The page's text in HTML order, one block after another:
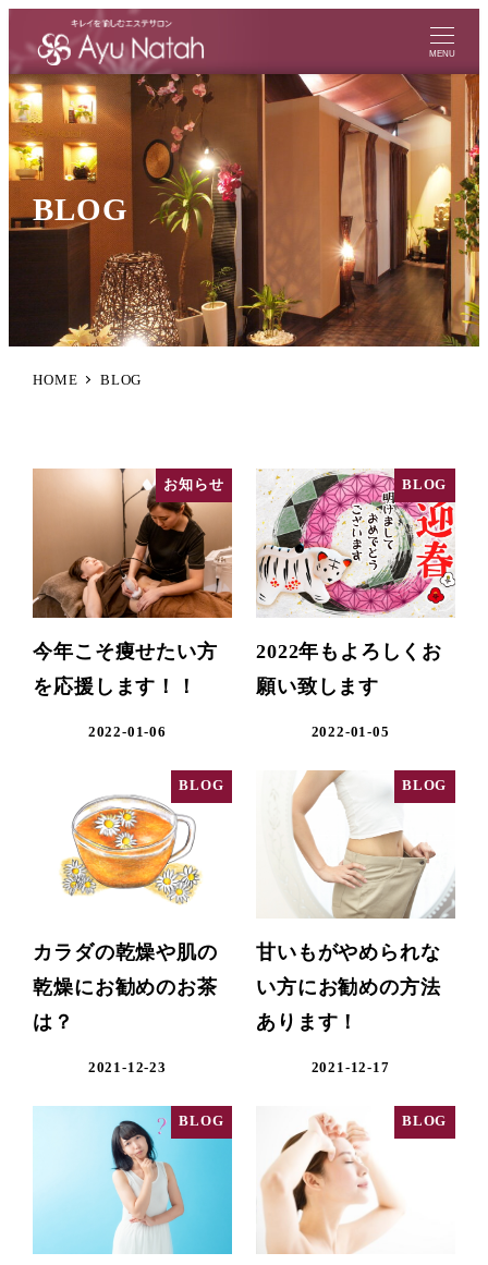
MENU
BLOG
HOME BLOG
お知らせ
今年こそ痩せたい方
を応援します！！
2022-01-06
BLOG
2022年もよろしくお
願い致します
2022-01-05
BLOG
カラダの乾燥や肌の
乾燥にお勧めのお茶
は？
2021-12-23
BLOG
甘いもがやめられな
い方にお勧めの方法
あります！
2021-12-17
BLOG BLOG